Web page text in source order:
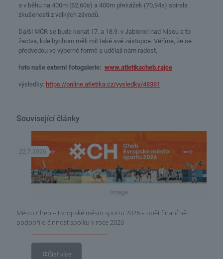
a v běhu na 400m (62,60s) a 400m překážek (70,94s) sbírala
zkušenosti z velkých závodů.
Další MČR se bude konat 17. a 18.9. v Jablonci nad Nisou a to
žactva, kde bychom měli mít také své zástupce. Věříme, že se
předvedou ve výborné formě a udělají nám radost.
foto naše externí fotogalerie: www.atletikacheb.rajce
výsledky: https://online.atletika.cz/vysledky/48381
Související články
Image
22.7.2026
Město Cheb – Evropské město sportu 2026 – opět finančně
podpořilo činnost spolku v roce 2026
Číst více